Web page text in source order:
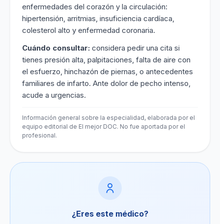
enfermedades del corazón y la circulación:
hipertensión, arritmias, insuficiencia cardíaca,
colesterol alto y enfermedad coronaria.
Cuándo consultar: considera pedir una cita si
tienes presión alta, palpitaciones, falta de aire con
el esfuerzo, hinchazón de piernas, o antecedentes
familiares de infarto. Ante dolor de pecho intenso,
acude a urgencias.
Información general sobre la especialidad, elaborada por el
equipo editorial de El mejor DOC. No fue aportada por el
profesional.
¿Eres este médico?